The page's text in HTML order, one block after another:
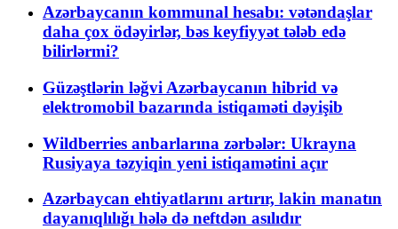
Azərbaycanın kommunal hesabı: vətəndaşlar
daha çox ödəyirlər, bəs keyfiyyət tələb edə
bilirlərmi?
Güzəştlərin ləğvi Azərbaycanın hibrid və
elektromobil bazarında istiqaməti dəyişib
Wildberries anbarlarına zərbələr: Ukrayna
Rusiyaya təzyiqin yeni istiqamətini açır
Azərbaycan ehtiyatlarını artırır, lakin manatın
dayanıqlılığı hələ də neftdən asılıdır